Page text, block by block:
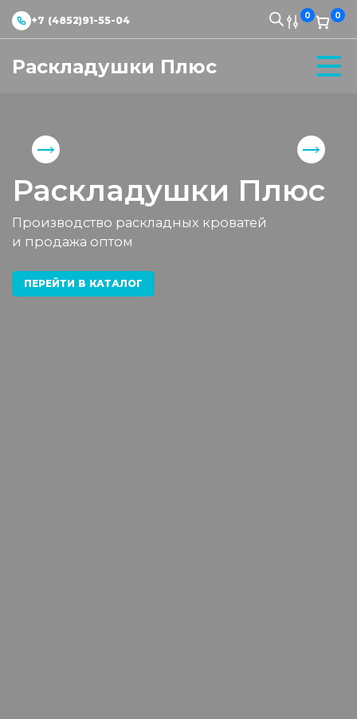
+7 (4852)91-55-04 0 0
Раскладушки Плюс
Раскладушки Плюс
Производство раскладных кроватей
и продажа оптом
ПЕРЕЙТИ В КАТАЛОГ